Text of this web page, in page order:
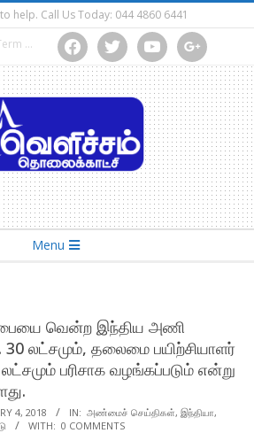
help. Call Us Today: 044 4860 6441
facebooktwitter youtube google
Menu
வென்ற இந்திய அணி
30 லட்சமும், தலைமை பயிற்சியாளர்
லட்சமும் பரிசாக வழங்கப்படும் என்று
4, 2018 IN: அண்மைச் செய்திகள், இந்தியா,
WITH: 0 COMMENTS